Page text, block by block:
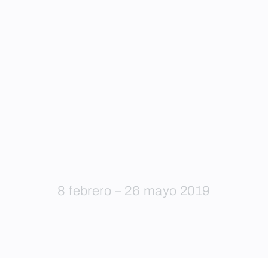
8 febrero – 26 mayo 2019